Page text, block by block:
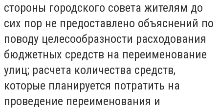
стороны городского совета жителям до
сих пор не предоставлено объяснений по
поводу целесообразности расходования
бюджетных средств на переименование
улиц; расчета количества средств,
которые планируется потратить на
проведение переименования и